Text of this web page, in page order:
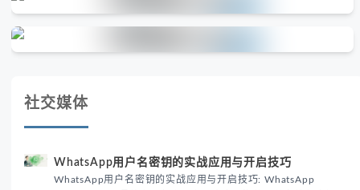
社交媒体
WhatsApp用户名密钥的实战应用与开启技巧
WhatsApp用户名密钥的实战应用与开启技巧: WhatsApp